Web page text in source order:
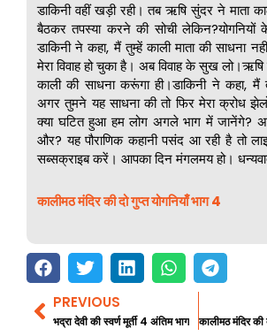
डाकिनी वहीं खड़ी रही। तब ऋषि सुंदर ने माता
बैठकर तपस्या करने की सोची लेकिन?योगनियों
डाकिनी ने कहा, मैं तुम्हें काली माता की साधना
मेरा विवाह हो चुका है। अब विवाह के सुख
काली की साधना करूंगा ही।डाकिनी ने कहा, मैं
अगर तुमने यह साधना की तो फिर मेरा क्रोध
क्या घटित हुआ हम लोग अगले भाग में जानेंगे?
और? यह पौराणिक कहानी पसंद आ रही है तो
सब्सक्राइब करें। आपका दिन मंगलमय हो।
कालीमठ मंदिर की दो गुप्त योगनियाँ भाग 4
Prev
PREVIOUS
भद्रा देवी की स्वर्ण मूर्ती 4 अंतिम भाग